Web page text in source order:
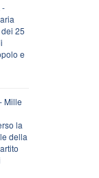
-
25
e
Mille
la
della